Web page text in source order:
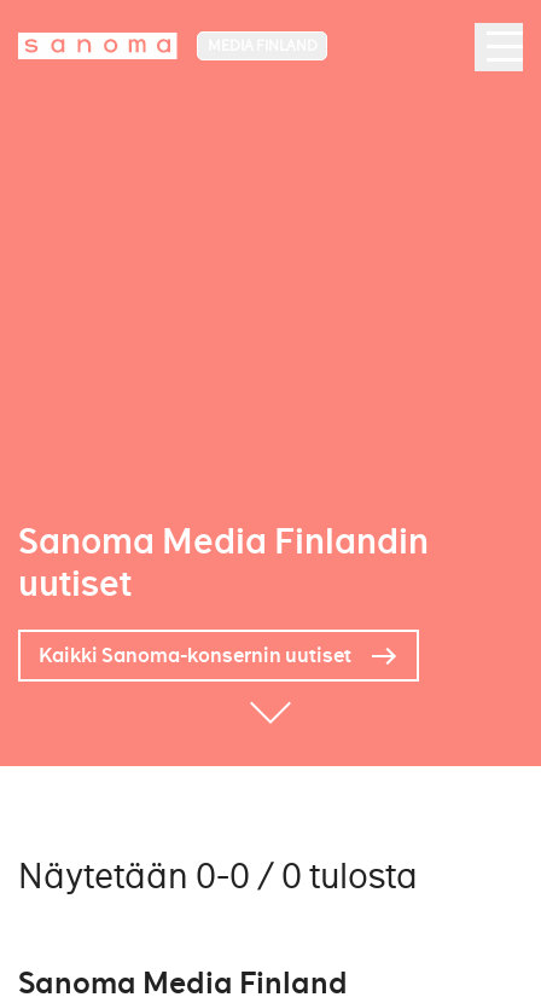
Sanoma Media Finlandin
uutiset
Kaikki Sanoma-konsernin uutiset
Näytetään 0-0 / 0 tulosta
Sanoma Media Finland